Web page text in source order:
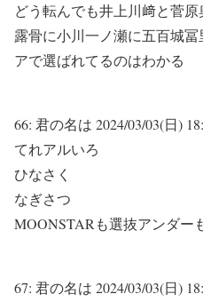
どう転んでも井上川﨑と菅
露骨に小川一ノ瀬に五百城
アで選ばれてるのはわかる
66: 君の名は 2024/03/03(日)
てれアルいろ
ひなさく
なぎさつ
MOONSTARも選抜アンダー
67: 君の名は 2024/03/03(日)